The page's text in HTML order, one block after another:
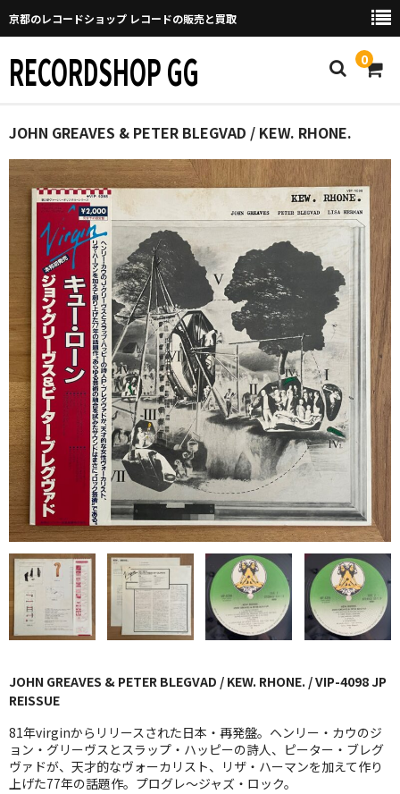
京都のレコードショップ レコードの販売と買取
RECORDSHOP GG 0
Home
マイページ
GGについて
買取について
取り置きなどについて
Categories
New Arrivals
新譜
GG RECORD （当店のレーベル）
全商品
JAZZ-US
BLUE NOTE
JAZZ-EU
JAZZ-JP
J-POP
ROCK
FOLK,SSW
JOHN GREAVES & PETER BLEGVAD / KEW. RHONE.
JOHN GREAVES & PETER BLEGVAD / KEW. RHONE. / VIP-4098 JP
REISSUE
81年virginからリリースされた日本・再発盤。ヘンリー・カウのジ
ョン・グリーヴスとスラップ・ハッピーの詩人、ピーター・ブレグ
ヴァドが、天才的なヴォーカリスト、リザ・ハーマンを加えて作り
上げた77年の話題作。プログレ〜ジャズ・ロック。